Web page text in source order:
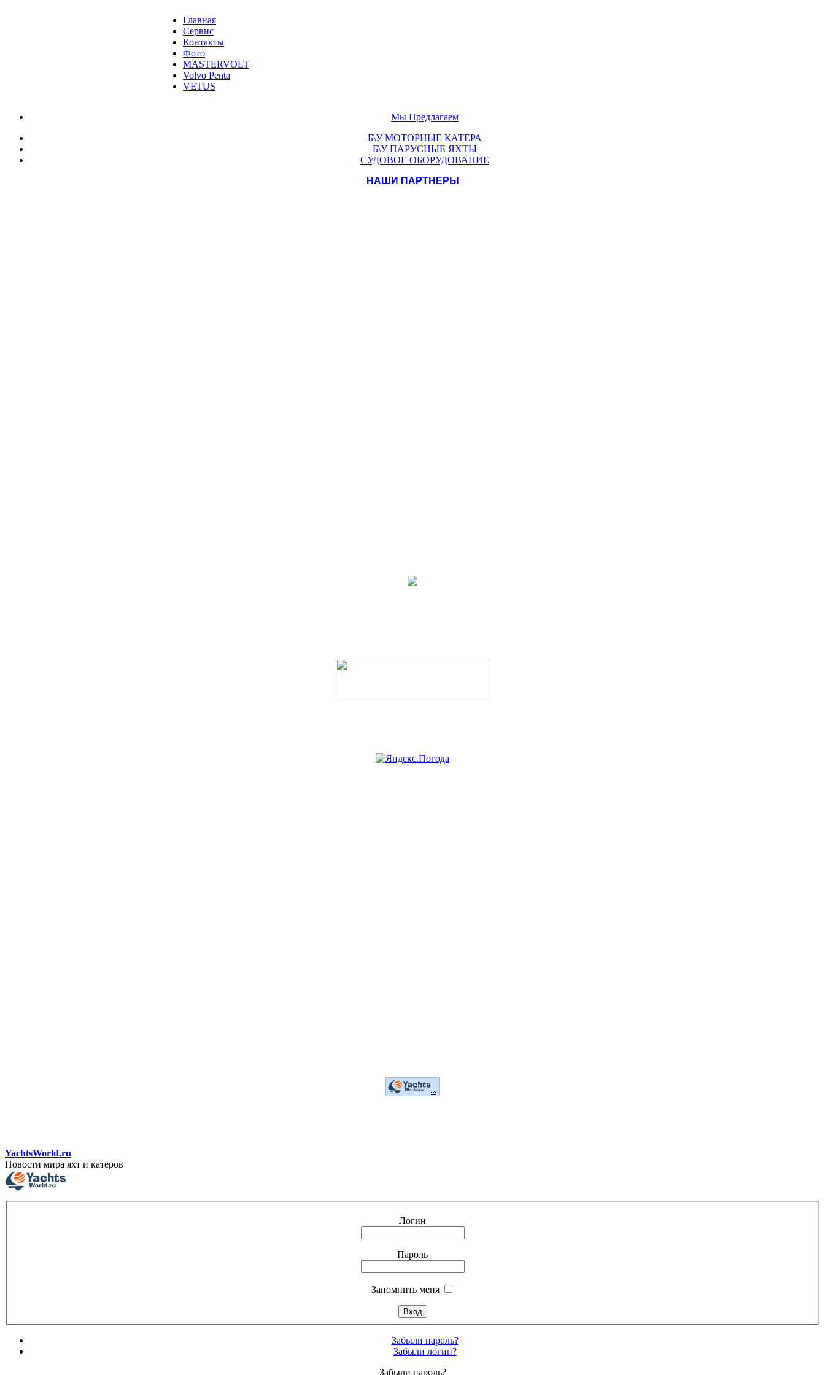
Главная
Сервис
Контакты
Фото
MASTERVOLT
Volvo Penta
VETUS
Мы Предлагаем
Б\У МОТОРНЫЕ КАТЕРА
Б\У ПАРУСНЫЕ ЯХТЫ
СУДОВОЕ ОБОРУДОВАНИЕ
НАШИ ПАРТНЕРЫ
YachtsWorld.ru
Новости мира яхт и катеров
Логин
Пароль
Запомнить меня
Забыли пароль?
Забыли логин?
Забыли пароль?